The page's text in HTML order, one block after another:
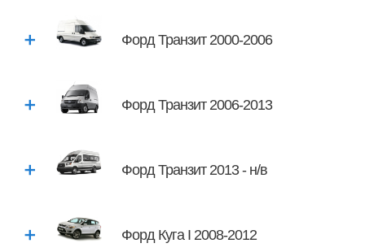
Форд Транзит 2000-2006
Форд Транзит 2006-2013
Форд Транзит 2013 - н/в
Форд Куга I 2008-2012